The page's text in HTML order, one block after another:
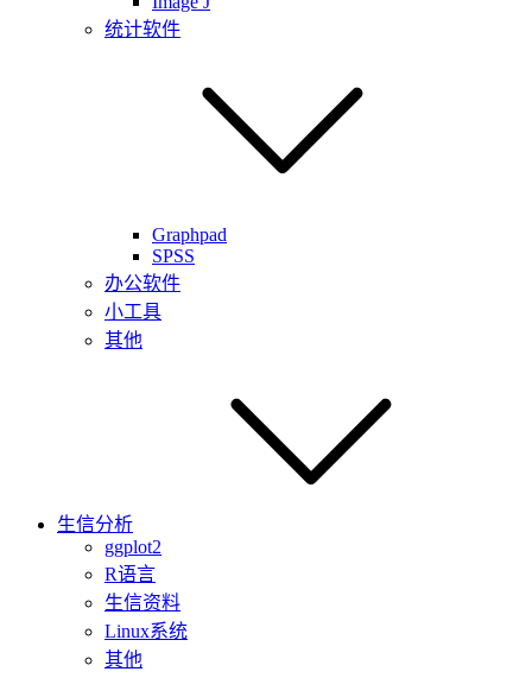
统计软件
Graphpad
SPSS
办公软件
小工具
其他
生信分析
ggplot2
R语言
生信资料
Linux系统
其他